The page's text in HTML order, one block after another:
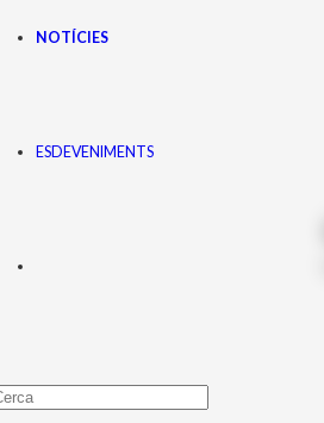
NOTÍCIES
ESDEVENIMENTS